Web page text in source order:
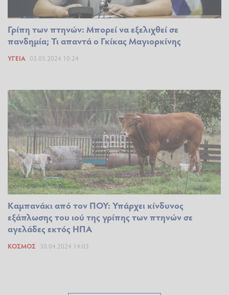
Γρίπη των πτηνών: Μπορεί να εξελιχθεί σε
πανδημία; Τι απαντά ο Γκίκας Μαγιορκίνης
ΥΓΕΊΑ 03.05.2024 10:24
Καμπανάκι από τον ΠΟΥ: Υπάρχει κίνδυνος
εξάπλωσης του ιού της γρίπης των πτηνών σε
αγελάδες εκτός ΗΠΑ
ΚΌΣΜΟΣ 30.04.2024 14:03